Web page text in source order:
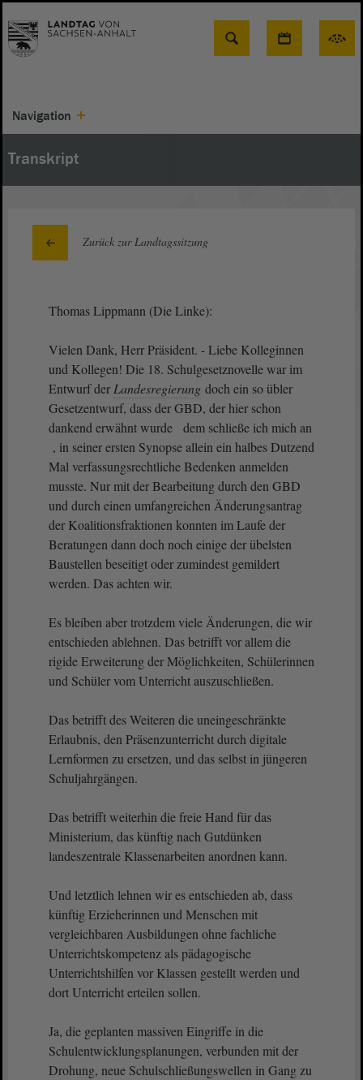
Suche
Navigation
Transkript
Zurück zur Landtagssitzung
Thomas Lippmann (Die Linke):
Vielen Dank, Herr Präsident. - Liebe Kolleginnen
und Kollegen! Die 18. Schulgesetznovelle war im
Entwurf der Landesregierung doch ein so übler
Gesetzentwurf, dass der GBD, der hier schon
dankend erwähnt wurde dem schließe ich mich an
, in seiner ersten Synopse allein ein halbes Dutzend
Mal verfassungsrechtliche Bedenken anmelden
musste. Nur mit der Bearbeitung durch den GBD
und durch einen umfangreichen Änderungsantrag
der Koalitionsfraktionen konnten im Laufe der
Beratungen dann doch noch einige der übelsten
Baustellen beseitigt oder zumindest gemildert
werden. Das achten wir.
Es bleiben aber trotzdem viele Änderungen, die wir
entschieden ablehnen. Das betrifft vor allem die
rigide Erweiterung der Möglichkeiten, Schülerinnen
und Schüler vom Unterricht auszuschließen.
Das betrifft des Weiteren die uneingeschränkte
Erlaubnis, den Präsenzunterricht durch digitale
Lernformen zu ersetzen, und das selbst in jüngeren
Schuljahrgängen.
Das betrifft weiterhin die freie Hand für das
Ministerium, das künftig nach Gutdünken
landeszentrale Klassenarbeiten anordnen kann.
Und letztlich lehnen wir es entschieden ab, dass
künftig Erzieherinnen und Menschen mit
vergleichbaren Ausbildungen ohne fachliche
Unterrichtskompetenz als pädagogische
Unterrichtshilfen vor Klassen gestellt werden und
dort Unterricht erteilen sollen.
Ja, die geplanten massiven Eingriffe in die
Schulentwicklungsplanungen, verbunden mit der
Drohung, neue Schulschließungswellen in Gang zu